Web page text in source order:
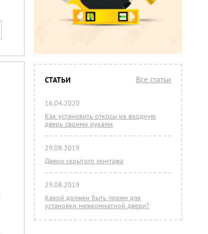
СТАТЬИ Все статьи
16.04.2020
Как установить откосы на входную
дверь своими руками
29.08.2019
Двери скрытого монтажа
29.08.2019
Какой должен быть проем для
установки межкомнатной двери?